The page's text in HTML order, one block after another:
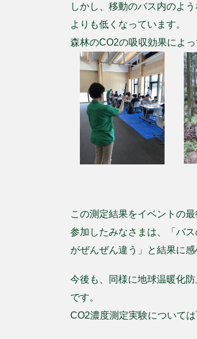
しかし、移動のバス内のよ
よりも低くなっています。
森林のCO2の吸収効果によ
この測定結果をイベントの
参加したみなさまは、「バ
がぜんぜん違う」と結果に感
今後も、同様に地球温暖化
です。
CO2濃度測定実験については